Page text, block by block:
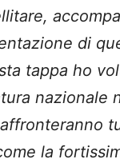
di
tappa ho
nazionale
la